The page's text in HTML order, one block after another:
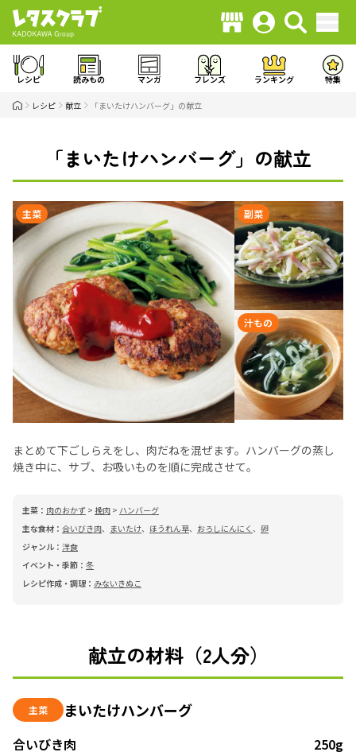
レシピ 読みもの マンガ フレンズ ランキング 特集
レシピ 献立 「まいたけハンバーグ」の献立
「まいたけハンバーグ」の献立
主菜 副菜
汁もの
まとめて下ごしらえをし、肉だねを混ぜます。ハンバーグの蒸し
焼き中に、サブ、お吸いものを順に完成させて。
主菜： 肉のおかず > 挽肉 > ハンバーグ
主な食材： 合いびき肉、 まいたけ、 ほうれん草、 おろしにんにく 、 卵
ジャンル： 洋食
イベント・季節： 冬
レシピ作成・調理： みないきぬこ
献立の材料（2人分）
主菜 まいたけハンバーグ
合いびき肉 250g